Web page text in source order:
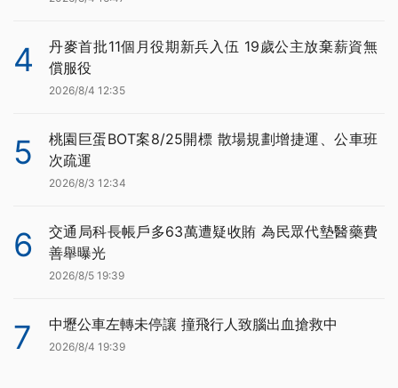
4
丹麥首批11個月役期新兵入伍 19歲公主放棄薪資無
償服役
2026/8/4 12:35
5
桃園巨蛋BOT案8/25開標 散場規劃增捷運、公車班
次疏運
2026/8/3 12:34
6
交通局科長帳戶多63萬遭疑收賄 為民眾代墊醫藥費
善舉曝光
2026/8/5 19:39
7 中壢公車左轉未停讓 撞飛行人致腦出血搶救中
2026/8/4 19:39